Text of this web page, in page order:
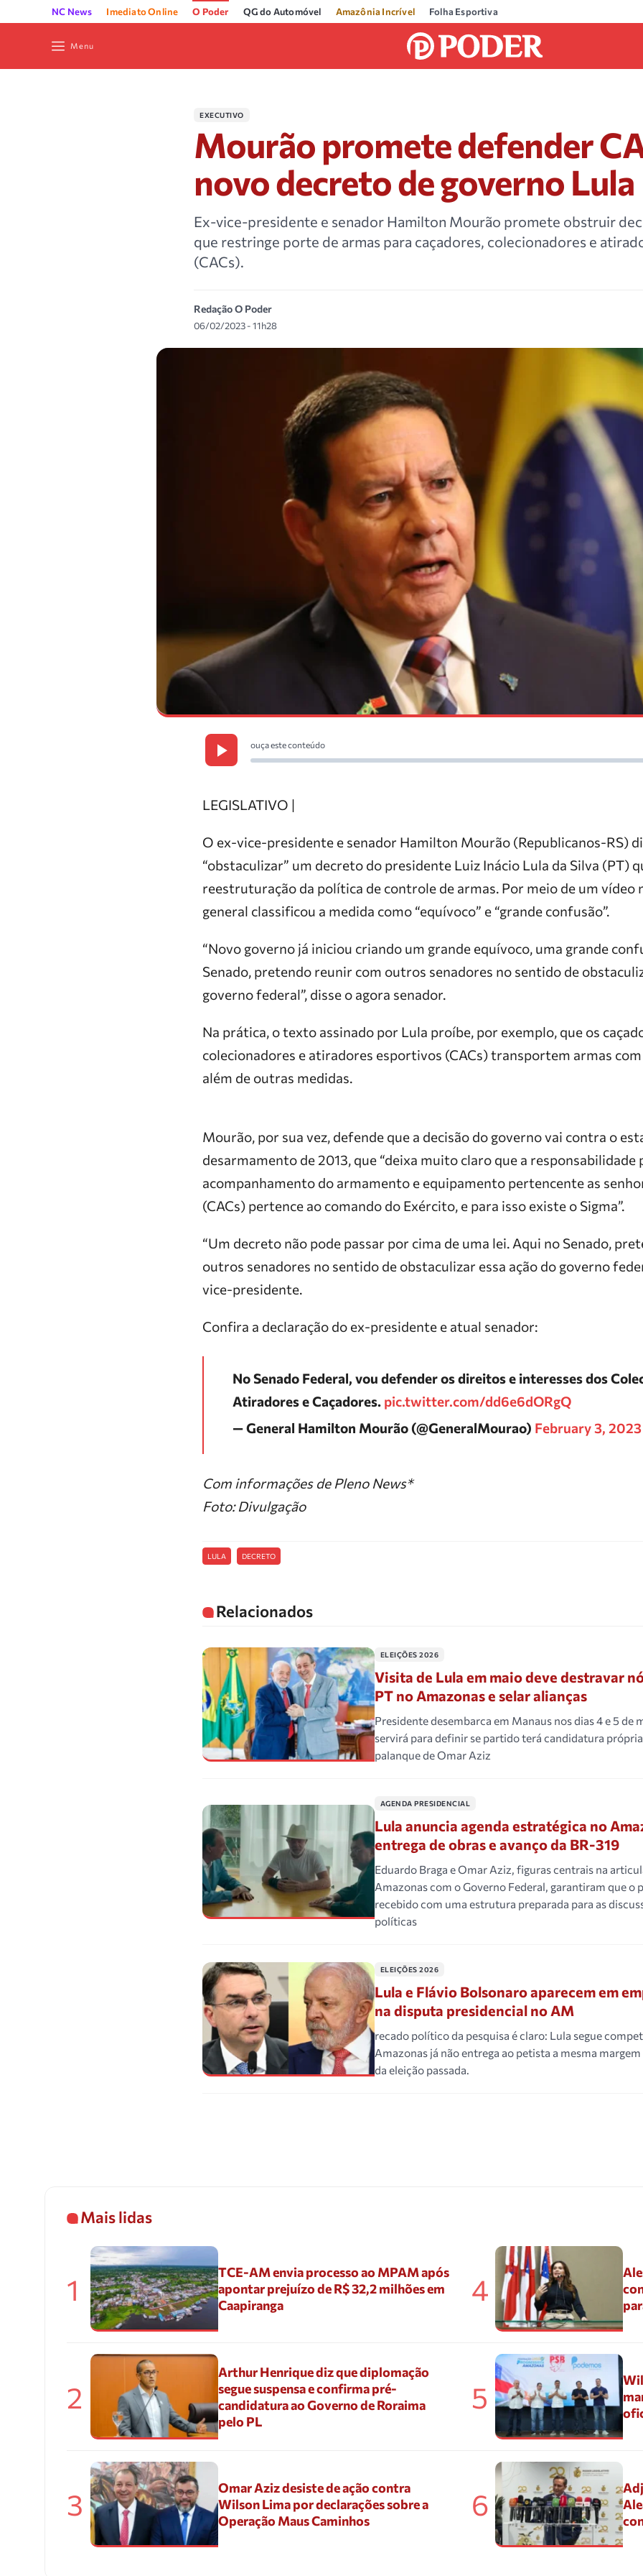
NC News Imediato Online O Poder QG do Automóvel Amazônia Incrível Folha Esportiva
Menu
EXECUTIVO
Mourão promete defender
novo decreto de governo Lula
Ex-vice-presidente e senador Hamilton Mourão promete obstruir
que restringe porte de armas para caçadores, colecionadores e
(CACs).
Redação O Poder
06/02/2023 - 11h28
ouça este conteúdo
LEGISLATIVO |
O ex-vice-presidente e senador Hamilton Mourão (Republicanos-RS)
“obstaculizar” um decreto do presidente Luiz Inácio Lula da Silva (PT)
reestruturação da política de controle de armas. Por meio de um vídeo
general classificou a medida como “equívoco” e “grande confusão”.
“Novo governo já iniciou criando um grande equívoco, uma grande
Senado, pretendo reunir com outros senadores no sentido de
governo federal”, disse o agora senador.
Na prática, o texto assinado por Lula proíbe, por exemplo, que os
colecionadores e atiradores esportivos (CACs) transportem armas
além de outras medidas.
Mourão, por sua vez, defende que a decisão do governo vai contra o
desarmamento de 2013, que “deixa muito claro que a responsabilidade
acompanhamento do armamento e equipamento pertencente as
(CACs) pertence ao comando do Exército, e para isso existe o Sigma”.
“Um decreto não pode passar por cima de uma lei. Aqui no Senado,
outros senadores no sentido de obstaculizar essa ação do governo
vice-presidente.
Confira a declaração do ex-presidente e atual senador:
No Senado Federal, vou defender os direitos e interesses dos
Atiradores e Caçadores. pic.twitter.com/dd6e6dORgQ
— General Hamilton Mourão (@GeneralMourao) February 3, 2023
Com informações de Pleno News*
Foto: Divulgação
LULA DECRETO
Relacionados
ELEIÇÕES 2026
Visita de Lula em maio deve destravar
PT no Amazonas e selar alianças
Presidente desembarca em Manaus nos dias 4 e 5 de
servirá para definir se partido terá candidatura
palanque de Omar Aziz
AGENDA PRESIDENCIAL
Lula anuncia agenda estratégica no
entrega de obras e avanço da BR-319
Eduardo Braga e Omar Aziz, figuras centrais na
Amazonas com o Governo Federal, garantiram que o
recebido com uma estrutura preparada para as
políticas
ELEIÇÕES 2026
Lula e Flávio Bolsonaro aparecem em
na disputa presidencial no AM
recado político da pesquisa é claro: Lula segue
Amazonas já não entrega ao petista a mesma margem
da eleição passada.
Mais lidas
1
TCE-AM envia processo ao MPAM após
apontar prejuízo de R$ 32,2 milhões em
Caapiranga
2
Arthur Henrique diz que diplomação
segue suspensa e confirma pré-
candidatura ao Governo de Roraima
pelo PL
3
Omar Aziz desiste de ação contra
Wilson Lima por declarações sobre a
Operação Maus Caminhos
4
5
6